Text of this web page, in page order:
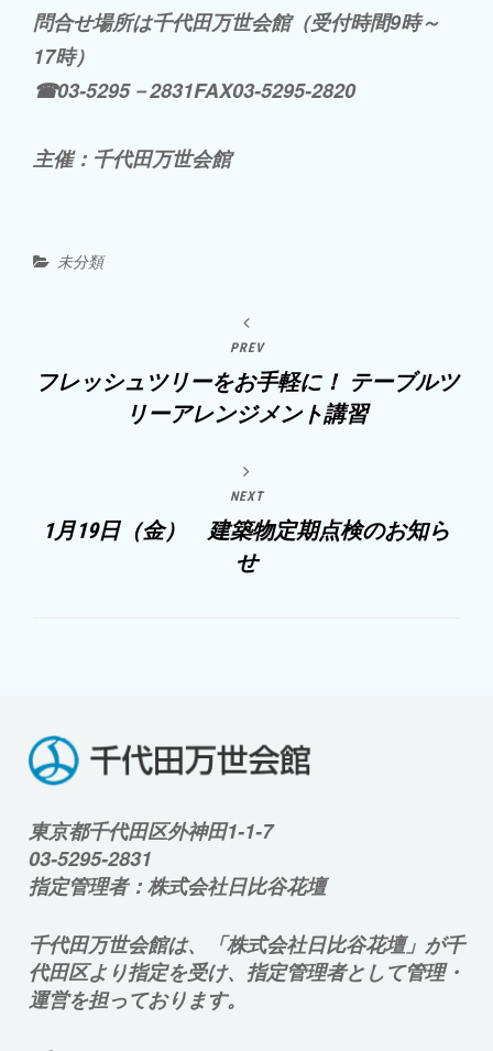
問合せ場所は千代田万世会館（受付時間9時～
17時）
☎03-5295－2831FAX03-5295-2820
主催：千代田万世会館
Categories
未分類
PREV
フレッシュツリーをお手軽に！ テーブルツ
リーアレンジメント講習
NEXT
1月19日（金） 建築物定期点検のお知ら
せ
東京都千代田区外神田1-1-7
03-5295-2831
指定管理者：株式会社日比谷花壇
千代田万世会館は、「株式会社日比谷花壇」が千
代田区より指定を受け、指定管理者として管理・
運営を担っております。